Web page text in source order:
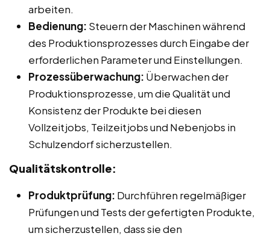
arbeiten.
Bedienung: Steuern der Maschinen während
des Produktionsprozesses durch Eingabe der
erforderlichen Parameter und Einstellungen.
Prozessüberwachung: Überwachen der
Produktionsprozesse, um die Qualität und
Konsistenz der Produkte bei diesen
Vollzeitjobs, Teilzeitjobs und Nebenjobs in
Schulzendorf sicherzustellen.
Qualitätskontrolle:
Produktprüfung: Durchführen regelmäßiger
Prüfungen und Tests der gefertigten Produkte,
um sicherzustellen, dass sie den